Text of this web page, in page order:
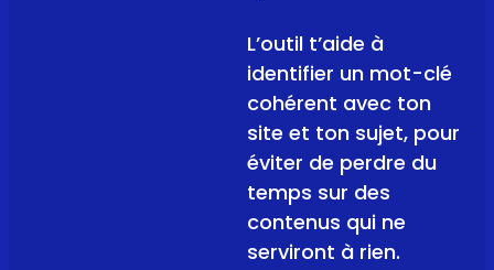
L’outil t’aide à
identifier un mot-clé
cohérent avec ton
site et ton sujet, pour
éviter de perdre du
temps sur des
contenus qui ne
serviront à rien.